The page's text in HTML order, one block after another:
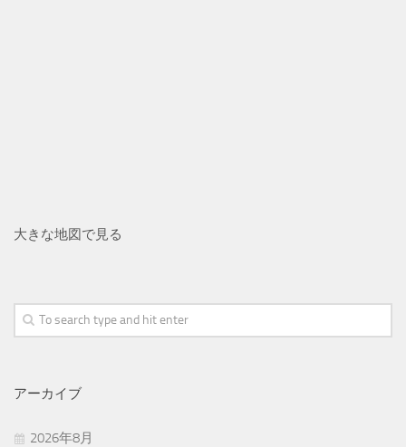
大きな地図で見る
アーカイブ
2026年8月